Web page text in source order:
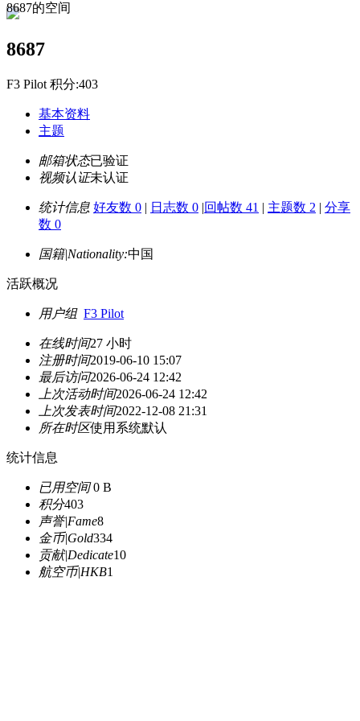
8687的空间
8687
F3 Pilot 积分:403
基本资料
主题
邮箱状态已验证
视频认证未认证
统计信息 好友数 0 | 日志数 0 |回帖数 41 | 主题数 2 | 分享
数 0
国籍|Nationality:中国
活跃概况
用户组 F3 Pilot
在线时间27 小时
注册时间2019-06-10 15:07
最后访问2026-06-24 12:42
上次活动时间2026-06-24 12:42
上次发表时间2022-12-08 21:31
所在时区使用系统默认
统计信息
已用空间0 B
积分403
声誉|Fame8
金币|Gold334
贡献|Dedicate10
航空币|HKB1